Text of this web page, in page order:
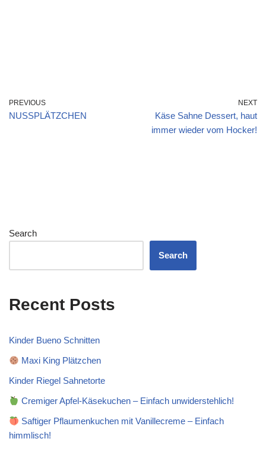
PREVIOUS
NUSSPLÄTZCHEN
NEXT
Käse Sahne Dessert, haut
immer wieder vom Hocker!
Search
Search
Recent Posts
Kinder Bueno Schnitten
Maxi King Plätzchen
Kinder Riegel Sahnetorte
Cremiger Apfel-Käsekuchen – Einfach unwiderstehlich!
Saftiger Pflaumenkuchen mit Vanillecreme – Einfach
himmlisch!